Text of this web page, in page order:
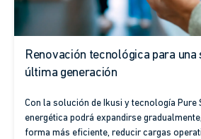
Renovación tecnológica para una
última generación
Con la solución de Ikusi y tecnología Pure
energética podrá expandirse
forma más eficiente, reducir cargas